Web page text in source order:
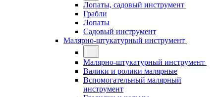
Лопаты, садовый инструмент
Грабли
Лопаты
Садовый инструмент
Малярно-штукатурный инструмент
Малярно-штукатурный инструмент
Валики и ролики малярные
Вспомогательный малярный
инструмент